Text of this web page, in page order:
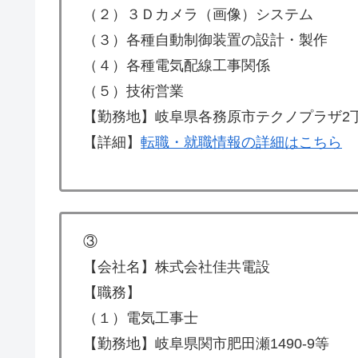
（２）３Ｄカメラ（画像）システム
（３）各種自動制御装置の設計・製作
（４）各種電気配線工事関係
（５）技術営業
【勤務地】岐阜県各務原市テクノプラザ2
【詳細】 転職・就職情報の詳細はこちら
③
【会社名】株式会社佳共電設
【職務】
（１）電気工事士
【勤務地】岐阜県関市肥田瀬1490-9等